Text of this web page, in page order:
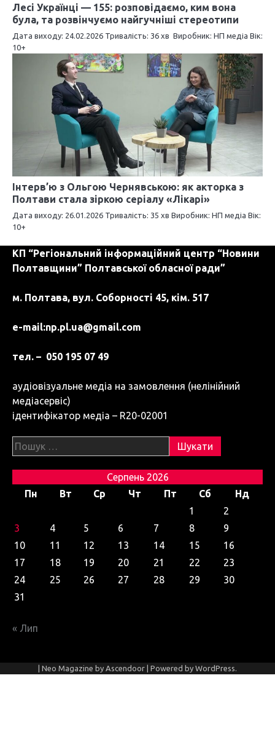
Лесі Українці — 155: розповідаємо, ким вона
була, та розвінчуємо найгучніші стереотипи
Дата виходу: 24.02.2026 Тривалість: 36 хв Виробник: НП медіа Вік:
10+
Інтерв’ю з Ольгою Чернявською: як акторка з
Полтави стала зіркою серіалу «Лікарі»
Дата виходу: 26.01.2026 Тривалість: 35 хв Виробник: НП медіа Вік:
10+
КП “Регіональний інформаційний центр “Новини
Полтавщини” Полтавської обласної ради”
м. Полтава, вул. Соборності 45, кім. 517
e-mail:np.pl.ua@gmail.com
тел. – 050 195 07 49
аудіовізуальне медіа на замовлення (нелінійний
медіасервіс)
ідентифікатор медіа – R20-02001
Пошук:
Серпень 2026
Пн
Вт Ср Чт Пт Сб
Нд
1
2
3
4 5 6 7 8
9
10
11 12 13 14 15
16
17
18 19 20 21 22
23
24
25 26 27 28 29
30
31
« Лип
| Neo Magazine by Ascendoor | Powered by WordPress